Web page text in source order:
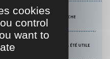
cookies
control
want to